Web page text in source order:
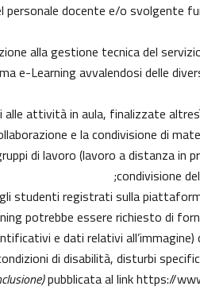
docente e/o svolgente
alla gestione tecnica del
e-Learning avvalendosi delle
attività in aula, finalizzate
e la condivisione di
di lavoro (lavoro a distanza in
condivisione
studenti registrati sulla
potrebbe essere richiesto di
e dati relativi
di disabilità, disturbi
pubblicata al linkhttps://